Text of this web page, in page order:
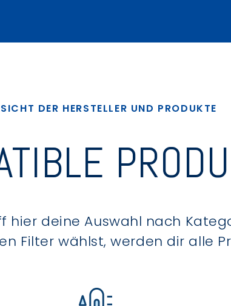
DER HERSTELLER UND PRODUKTE
hier deine Auswahl nach
Filter wählst, werden dir alle